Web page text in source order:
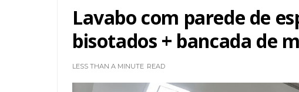
Lavabo com parede de
bisotados + bancada de
LESS THAN A MINUTE READ